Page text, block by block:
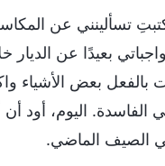
تسألينني عن
بعيدًا عن الديار
بالفعل بعض الأشياء
اليوم، أود
الصيف الماضي.